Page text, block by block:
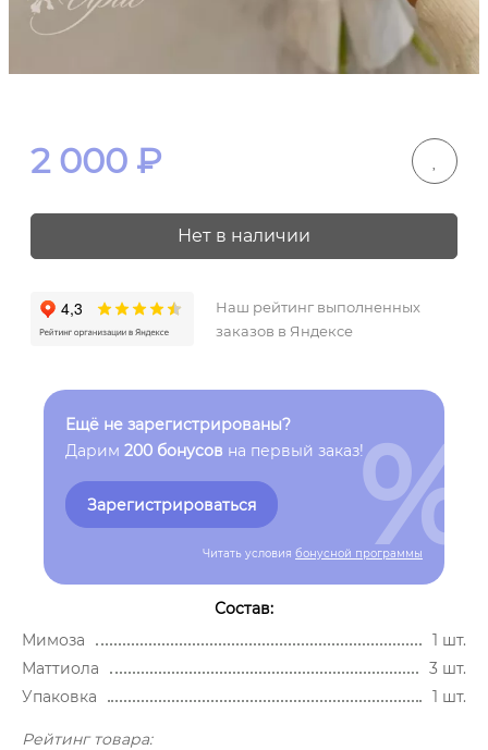
2 000 ₽
Нет в наличии
Наш рейтинг выполненных
заказов в Яндексе
Ещё не зарегистрированы?
Дарим 200 бонусов на первый заказ!
Зарегистрироваться
Читать условия бонусной программы
%
Состав:
Мимоза
1 шт.
Маттиола
3 шт.
Упаковка
1 шт.
Рейтинг товара: